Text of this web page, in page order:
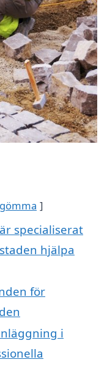
gömma
specialiserat
hjälpa
för
i